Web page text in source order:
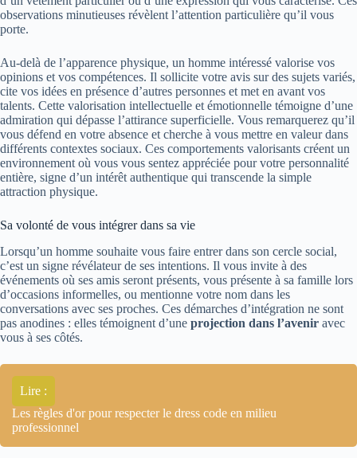
observations minutieuses révèlent l’attention particulière qu’il vous
porte.
Au-delà de l’apparence physique, un homme intéressé valorise vos
opinions et vos compétences. Il sollicite votre avis sur des sujets variés,
cite vos idées en présence d’autres personnes et met en avant vos
talents. Cette valorisation intellectuelle et émotionnelle témoigne d’une
admiration qui dépasse l’attirance superficielle. Vous remarquerez qu’il
vous défend en votre absence et cherche à vous mettre en valeur dans
différents contextes sociaux. Ces comportements valorisants créent un
environnement où vous vous sentez appréciée pour votre personnalité
entière, signe d’un intérêt authentique qui transcende la simple
attraction physique.
Sa volonté de vous intégrer dans sa vie
Lorsqu’un homme souhaite vous faire entrer dans son cercle social,
c’est un signe révélateur de ses intentions. Il vous invite à des
événements où ses amis seront présents, vous présente à sa famille lors
d’occasions informelles, ou mentionne votre nom dans les
conversations avec ses proches. Ces démarches d’intégration ne sont
pas anodines : elles témoignent d’une projection dans l’avenir avec
vous à ses côtés.
Lire :
Les règles d'or pour respecter le dress code en milieu
professionnel